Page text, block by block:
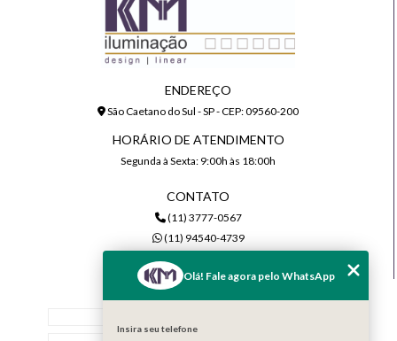
ENDEREÇO
São Caetano do Sul - SP - CEP: 09560-200
HORÁRIO DE ATENDIMENTO
Segunda à Sexta: 9:00h às 18:00h
CONTATO
(11) 3777-0567
(11) 94540-4739
comercial@kmiluminacao.com.br
Olá! Fale agora pelo WhatsApp
Insira seu telefone